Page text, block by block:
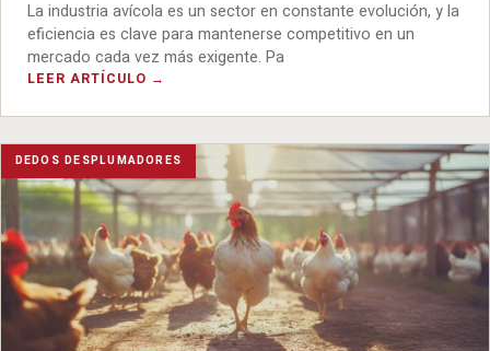
La industria avícola es un sector en constante evolución, y la
eficiencia es clave para mantenerse competitivo en un
mercado cada vez más exigente. Pa
LEER ARTÍCULO →
DEDOS DESPLUMADORES